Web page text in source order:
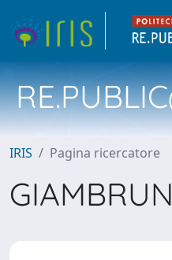
IRIS Pagina ricercatore